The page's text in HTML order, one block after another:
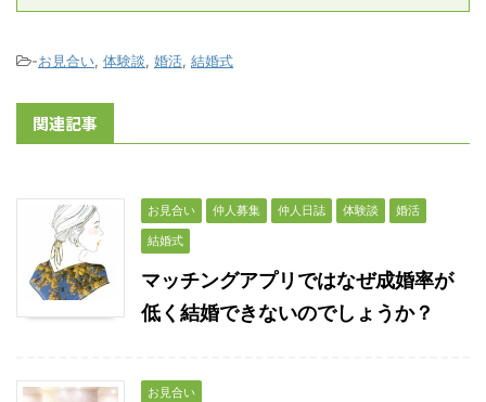
-お見合い, 体験談, 婚活, 結婚式
関連記事
お見合い 仲人募集 仲人日誌 体験談
婚活
結婚式
マッチングアプリではなぜ成婚率が
低く結婚できないのでしょうか？
お見合い